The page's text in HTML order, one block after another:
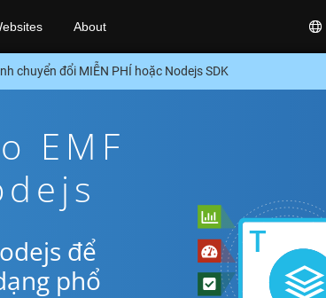
About
chuyển đổi MIỄN PHÍ hoặc Nodejs SDK
EMF
để
phổ